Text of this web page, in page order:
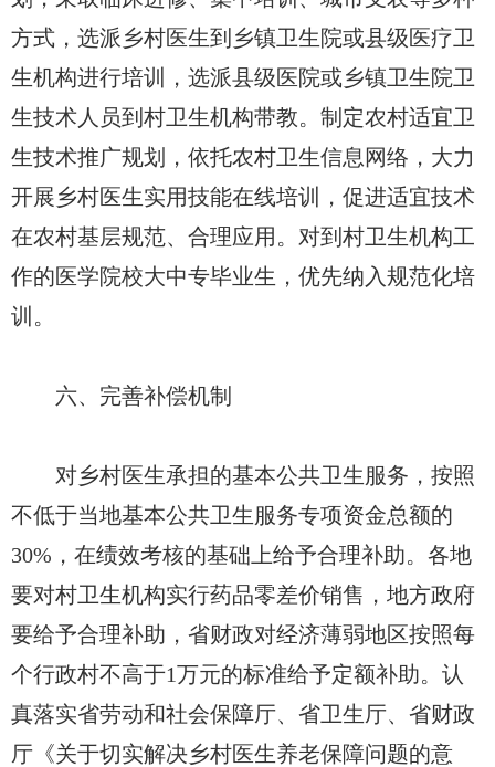
方式，选派乡村医生到乡镇卫生院或县级医疗卫
生机构进行培训，选派县级医院或乡镇卫生院卫
生技术人员到村卫生机构带教。制定农村适宜卫
生技术推广规划，依托农村卫生信息网络，大力
开展乡村医生实用技能在线培训，促进适宜技术
在农村基层规范、合理应用。对到村卫生机构工
作的医学院校大中专毕业生，优先纳入规范化培
训。
六、完善补偿机制
对乡村医生承担的基本公共卫生服务，按照
不低于当地基本公共卫生服务专项资金总额的
30%，在绩效考核的基础上给予合理补助。各地
要对村卫生机构实行药品零差价销售，地方政府
要给予合理补助，省财政对经济薄弱地区按照每
个行政村不高于1万元的标准给予定额补助。认
真落实省劳动和社会保障厅、省卫生厅、省财政
厅《关于切实解决乡村医生养老保障问题的意